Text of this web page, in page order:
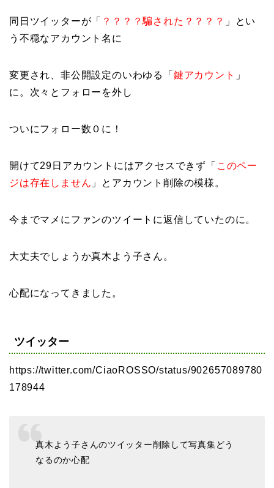
同日ツイッターが「 ？？？？騙された？？？？ 」とい
う不穏なアカウント名に
変更され、非公開設定のいわゆる「 鍵アカウント 」
に。次々とフォローを外し
ついにフォロー数０に！
開けて29日アカウントにはアクセスできず「 このペー
ジは存在しません 」とアカウント削除の模様。
今までマメにファンのツイートに返信していたのに。
大丈夫でしょうか真木よう子さん。
心配になってきました。
ツイッター
https://twitter.com/CiaoROSSO/status/902657089780
178944
真木よう子さんのツイッター削除して写真集どう
なるのか心配